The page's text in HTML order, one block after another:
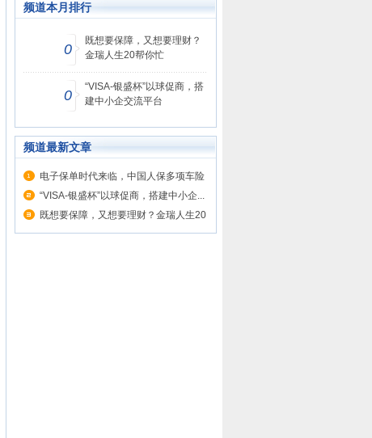
频道本月排行
0
既想要保障，又想要理财？
金瑞人生20帮你忙
0
“VISA-银盛杯”以球促商，搭
建中小企交流平台
频道最新文章
电子保单时代来临，中国人保多项车险
服...
“VISA-银盛杯”以球促商，搭建中小企...
既想要保障，又想要理财？金瑞人生20
帮你忙